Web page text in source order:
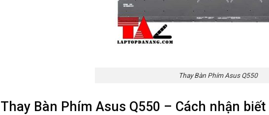
Thay Bàn Phím Asus Q550
Thay Bàn Phím Asus Q550 – Cách nhận